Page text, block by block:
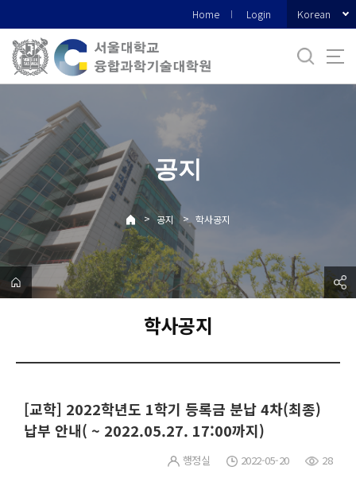
로
메
Home Login Korean
공지
> 공지 > 학사공지
학사공지
[교학] 2022학년도 1학기 등록금 분납 4차(최종)
납부 안내( ~ 2022.05.27. 17:00까지)
행정실 2022-05-20 28